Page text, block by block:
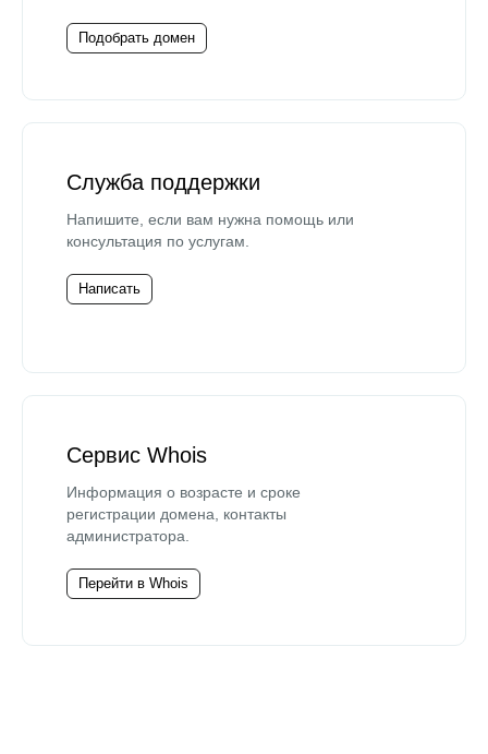
Подобрать домен
Служба поддержки
Напишите, если вам нужна помощь или
консультация по услугам.
Написать
Сервис Whois
Информация о возрасте и сроке
регистрации домена, контакты
администратора.
Перейти в Whois